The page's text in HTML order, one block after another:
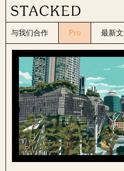
与我们合作 Pro 最新